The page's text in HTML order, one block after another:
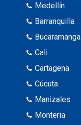
Medellín
Barranquilla
Bucaramanga
Cali
Cartagena
Cúcuta
Manizales
Monteria